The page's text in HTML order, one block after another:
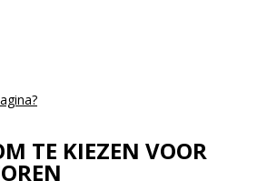
h
volledig instelbare
TE KIEZEN VOOR